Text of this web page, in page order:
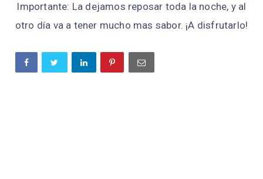
Importante: La dejamos reposar toda la noche, y al
otro día va a tener mucho mas sabor. ¡A disfrutarlo!